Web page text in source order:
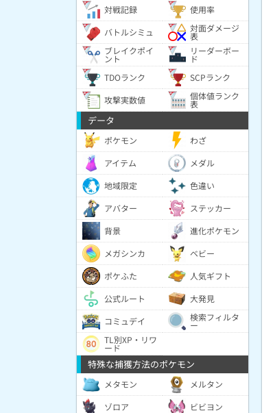
対戦記録
使用率
バトルシミュ
対面ダメージ
表
ブレイクポイ
ント
リーダーボー
ド
TDOランク
SCPランク
攻撃実数値
個体値ランク
表
データ
ポケモン
わざ
アイテム
メダル
地域限定
色違い
アバター
ステッカー
背景
進化ポケモン
メガシンカ
ベビー
ポケふた
人気ギフト
公式ルート
大発見
コミュデイ
検索フィルタ
ー
TL別XP・リワ
ード
特殊な捕獲方法のポケモン
メタモン
メルタン
ゾロア
ビビヨン